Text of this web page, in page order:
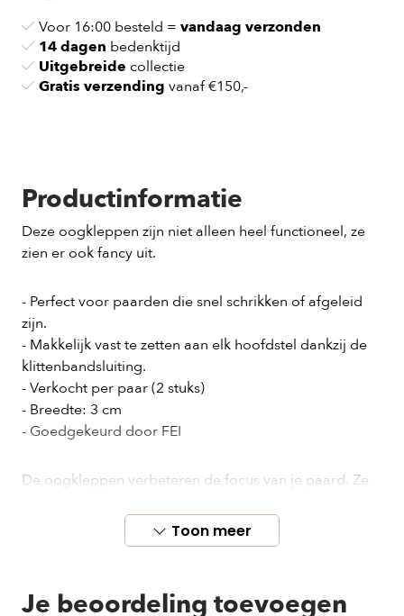
Voor 16:00 besteld = vandaag verzonden
14 dagen bedenktijd
Uitgebreide collectie
Gratis verzending vanaf €150,-
Productinformatie
Deze oogkleppen zijn niet alleen heel functioneel, ze
zien er ook fancy uit.
- Perfect voor paarden die snel schrikken of afgeleid
zijn.
- Makkelijk vast te zetten aan elk hoofdstel dankzij de
klittenbandsluiting.
- Verkocht per paar (2 stuks)
- Breedte: 3 cm
- Goedgekeurd door FEI
De oogkleppen verbeteren de focus van je paard. Ze
voor schrikachtige paarden die snel afgeleid zijn.
stang&trens) dankzij de klittenbandsluiting.
Toon meer
Je beoordeling toevoegen